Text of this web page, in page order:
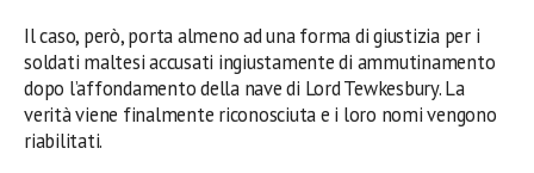
Il caso, però, porta almeno ad una forma di giustizia per i
soldati maltesi accusati ingiustamente di ammutinamento
dopo l’affondamento della nave di Lord Tewkesbury. La
verità viene finalmente riconosciuta e i loro nomi vengono
riabilitati.